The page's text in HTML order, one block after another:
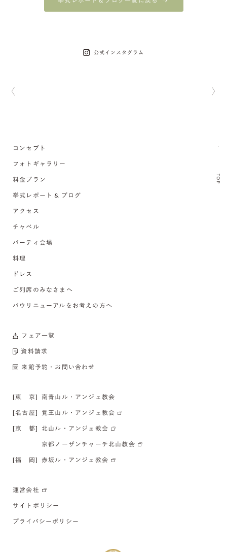
公式インスタグラム
TOP
コンセプト
フォトギャラリー
料金プラン
挙式レポート & ブログ
アクセス
チャペル
パーティ会場
料理
ドレス
ご列席のみなさまへ
バウリニューアルをお考えの方へ
フェア一覧
資料請求
来館予約・お問い合わせ
[東 京] 南青山ル・アンジェ教会
[名古屋] 覚王山ル・アンジェ教会
[京 都] 北山ル・アンジェ教会
京都ノーザンチャーチ北山教会
[福 岡] 赤坂ル・アンジェ教会
運営会社
サイトポリシー
プライバシーポリシー